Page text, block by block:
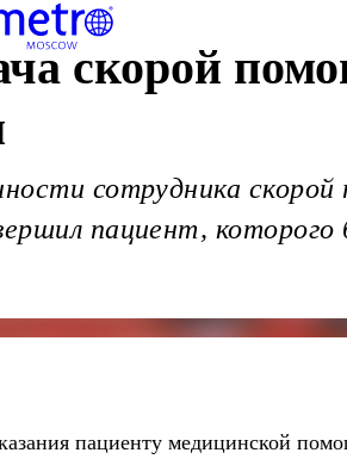
скорой
сотрудника
пациент, которого
пациенту медицинской